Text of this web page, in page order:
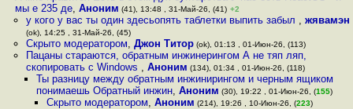
мы е 235 де,Аноним (41), 13:48 , 31-Май-26, (41) +2
у кого у вас ты один здесьопять таблетки выпить забыл , жявамэн
(ok), 14:25 , 31-Май-26, (45)
Скрыто модератором, Джон Титор(ok), 01:13 , 01-Июн-26, (113)
Пацаны стараются, обратным инжинерингом А не тяп ляп,
скопировать с Windows , Аноним (134), 01:34 , 01-Июн-26, (118)
Ты разницу между обратным инжинирингом и черным ящиком
понимаешь Обратный инжин, Аноним (30), 19:22 , 01-Июн-26, (155)
Скрыто модератором,Аноним (214), 19:26 , 10-Июн-26, (223)